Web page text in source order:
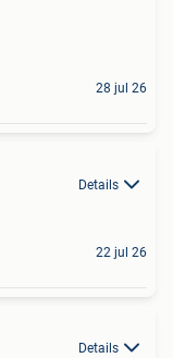
28 jul 26
Details
22 jul 26
Details